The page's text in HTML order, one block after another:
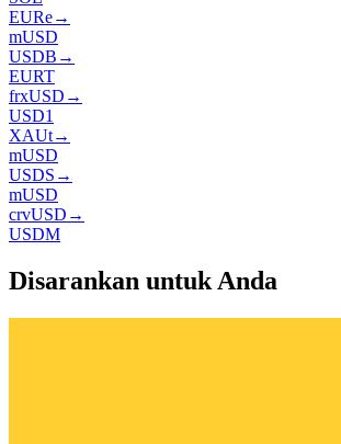
EURe→
mUSD
USDB →
EURT
frxUSD →
USD1
XAUt→
mUSD
USDS →
mUSD
crvUSD →
USDM
Disarankan untuk Anda